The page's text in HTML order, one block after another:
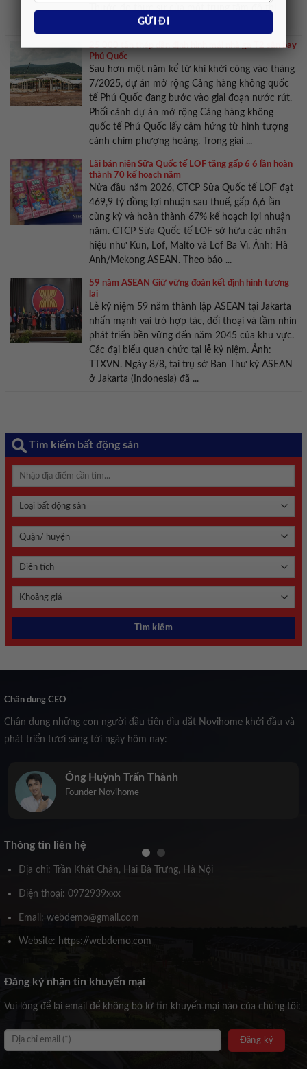
Thước đo thực sự của một trung tâm đô thị
Nhắc đến Quận 1 cũ, ...
25 000 tấn thép dần định hình mái nhà ga T2 sân bay
Phú Quốc
Sau hơn một năm kể từ khi khởi công vào tháng
7/2025, dự án mở rộng Cảng hàng không quốc
tế Phú Quốc đang bước vào giai đoạn nước rút.
Phối cảnh dự án mở rộng Cảng hàng không
quốc tế Phú Quốc lấy cảm hứng từ hình tượng
cánh chim phượng hoàng. Trong giai ...
Lãi bán niên Sữa Quốc tế LOF tăng gấp 6 6 lần hoàn
thành 70 kế hoạch năm
Nửa đầu năm 2026, CTCP Sữa Quốc tế LOF đạt
469,9 tỷ đồng lợi nhuận sau thuế, gấp 6,6 lần
cùng kỳ và hoàn thành 67% kế hoạch lợi nhuận
năm. CTCP Sữa Quốc tế LOF sở hữu các nhãn
hiệu như Kun, Lof, Malto và Lof Ba Vì. Ảnh: Hà
Anh/Mekong ASEAN. Theo báo ...
59 năm ASEAN Giữ vững đoàn kết định hình tương
lai
Lễ kỷ niệm 59 năm thành lập ASEAN tại Jakarta
nhấn mạnh vai trò hợp tác, đối thoại và tầm nhìn
phát triển bền vững đến năm 2045 của khu vực.
Các đại biểu quan chức tại lễ kỷ niệm. Ảnh:
TTXVN. Ngày 8/8, tại trụ sở Ban Thư ký ASEAN
ở Jakarta (Indonesia) đã ...
Tìm kiếm bất động sản
Chân dung CEO
Chân dung những con người đầu tiên dìu dắt Novihome khởi đầu và
phát triển tươi sáng tới ngày hôm nay:
Ông Huỳnh Trấn Thành
Founder Novihome
Thông tin liên hệ
Địa chỉ: Trần Khát Chân, Hai Bà Trưng, Hà Nội
Điện thoại: 0972939xxx
Email: webdemo@gmail.com
Website: https://webdemo.com
Đăng ký nhận tin khuyến mại
Vui lòng để lại email để không bỏ lỡ tin khuyến mại nào của chúng tôi: